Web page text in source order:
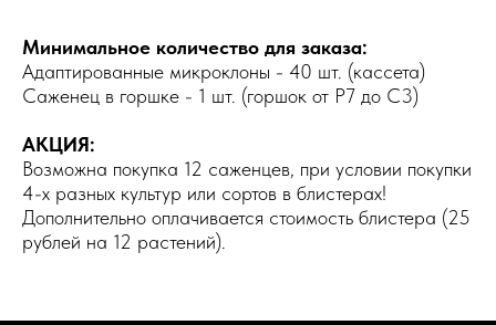
Минимальное количество для заказа:
Адаптированные микроклоны - 40 шт. (кассета)
Саженец в горшке - 1 шт. (горшок от Р7 до С3)
АКЦИЯ:
Возможна покупка 12 саженцев, при условии покупки
4-х разных культур или сортов в блистерах!
Дополнительно оплачивается стоимость блистера (25
рублей на 12 растений).